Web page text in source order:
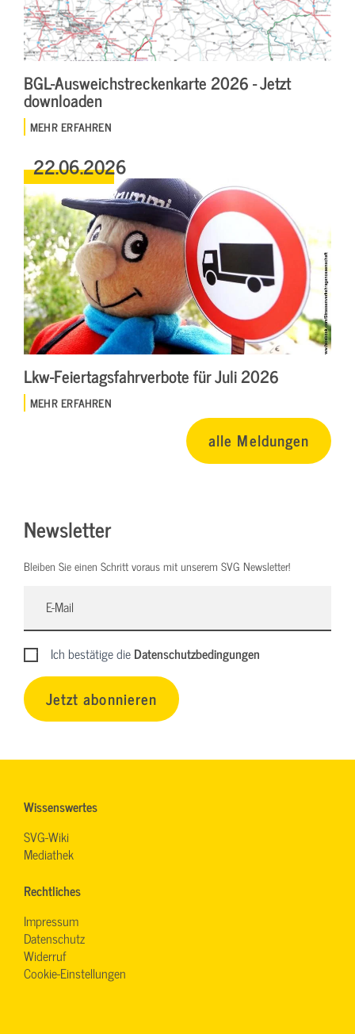
BGL-Ausweichstreckenkarte 2026 - Jetzt
downloaden
MEHR ERFAHREN
22.06.2026
Lkw-Feiertagsfahrverbote für Juli 2026
MEHR ERFAHREN
alle Meldungen
Newsletter
Bleiben Sie einen Schritt voraus mit unserem SVG Newsletter!
Ich bestätige dieDatenschutzbedingungen
Jetzt abonnieren
Wissenswertes
SVG-Wiki
Mediathek
Rechtliches
Impressum
Datenschutz
Widerruf
Cookie-Einstellungen